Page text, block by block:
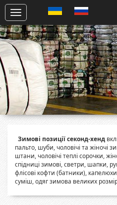
Зимові позиції секонд-хенд
пальто, шуби, чоловічі та жіночі
штани, чоловічі теплі сорочки,
спідниці зимові, светри, шапки,
флісові кофти (батники), капелюхи
суміш, одяг зимова великих